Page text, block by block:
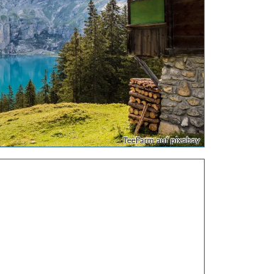
TeeFarm auf pixabay